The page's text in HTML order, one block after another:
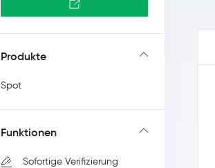
Produkte
Spot
Funktionen
Sofortige Verifizierung